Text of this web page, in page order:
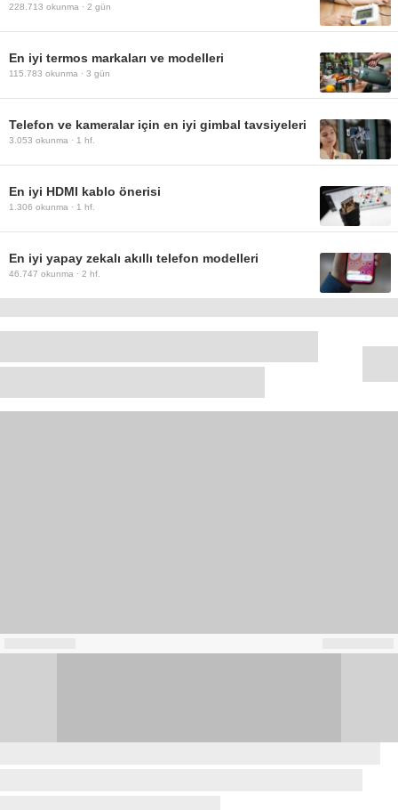
228.713 okunma · 2 gün
En iyi termos markaları ve modelleri
115.783 okunma · 3 gün
Telefon ve kameralar için en iyi gimbal tavsiyeleri
3.053 okunma · 1 hf.
En iyi HDMI kablo önerisi
1.306 okunma · 1 hf.
En iyi yapay zekalı akıllı telefon modelleri
46.747 okunma · 2 hf.